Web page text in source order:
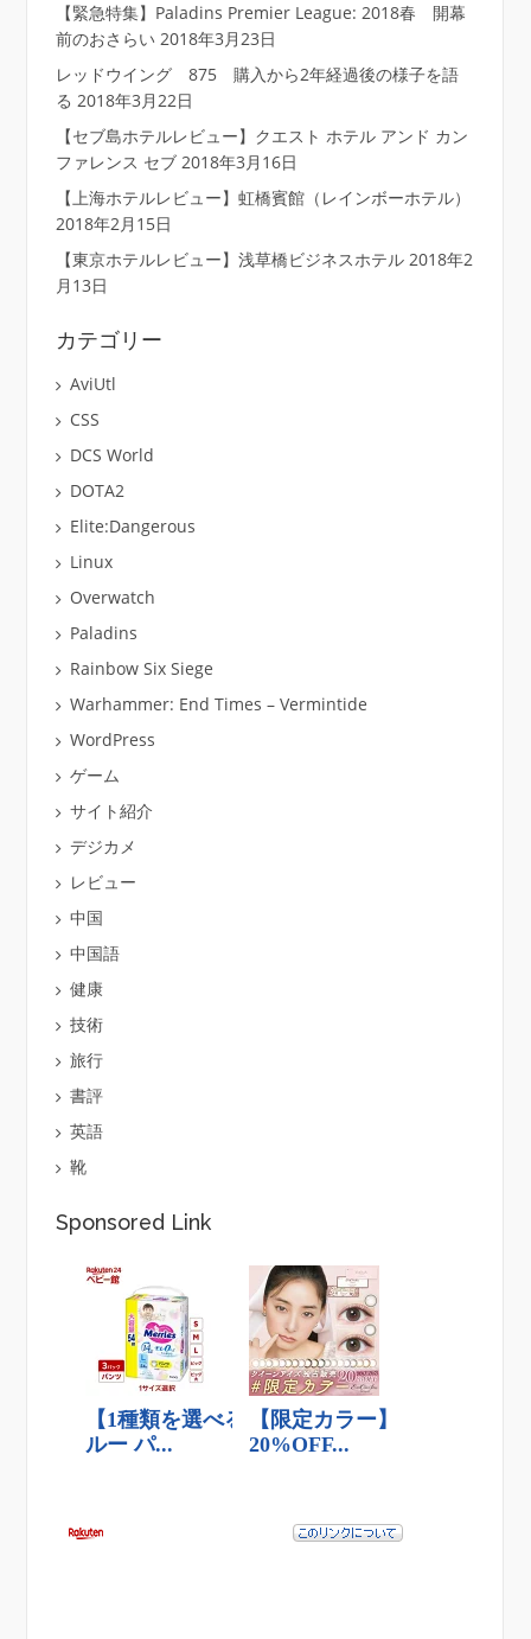
【緊急特集】Paladins Premier League: 2018春 開幕
前のおさらい 2018年3月23日
レッドウイング 875 購入から2年経過後の様子を語
る 2018年3月22日
【セブ島ホテルレビュー】クエスト ホテル アンド カン
ファレンス セブ 2018年3月16日
【上海ホテルレビュー】虹橋賓館（レインボーホテル）
2018年2月15日
【東京ホテルレビュー】浅草橋ビジネスホテル 2018年2
月13日
カテゴリー
AviUtl
CSS
DCS World
DOTA2
Elite:Dangerous
Linux
Overwatch
Paladins
Rainbow Six Siege
Warhammer: End Times – Vermintide
WordPress
ゲーム
サイト紹介
デジカメ
レビュー
中国
中国語
健康
技術
旅行
書評
英語
靴
Sponsored Link